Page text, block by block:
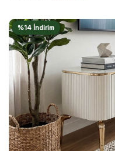
%14 İndirim